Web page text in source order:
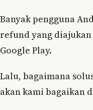
Banyak pengguna
refund yang
Google Play.
Lalu, bagaimana
akan kami bagaikan